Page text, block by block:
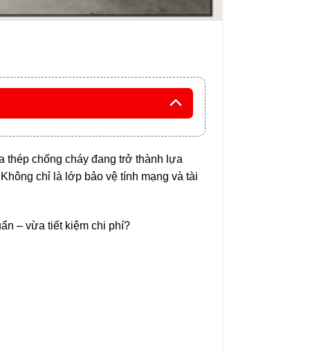
thép chống cháy đang trở thành lựa
chỉ là lớp bảo vệ tính mạng và tài
– vừa tiết kiệm chi phí?